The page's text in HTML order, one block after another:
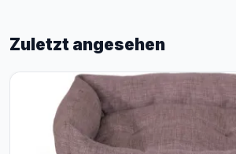
Zuletzt angesehen